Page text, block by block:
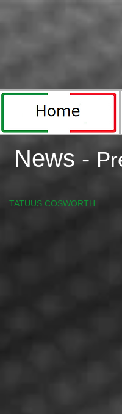
News -
TATUUS COSWORTH